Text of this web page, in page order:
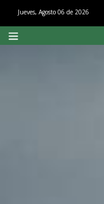
Jueves, Agosto 06 de 2026